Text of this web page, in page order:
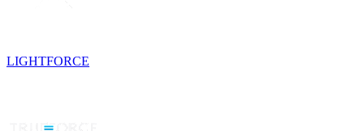
LIGHTFORCE